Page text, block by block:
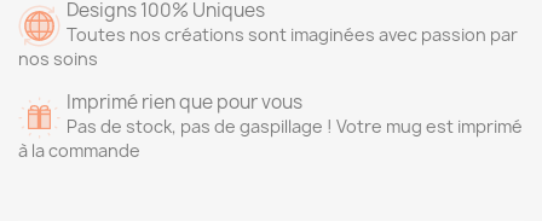
Designs 100% Uniques
Toutes nos créations sont imaginées avec passion par
nos soins
Imprimé rien que pour vous
Pas de stock, pas de gaspillage ! Votre mug est imprimé
à la commande